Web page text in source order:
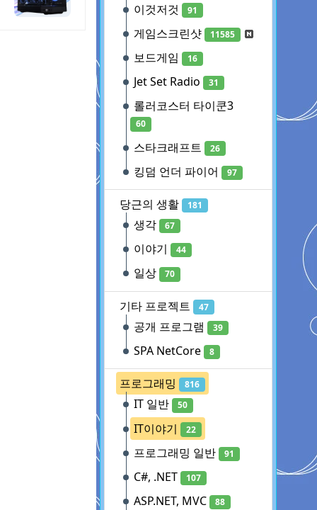
이것저것 91
게임스크린샷 11585
보드게임 16
Jet Set Radio 31
롤러코스터 타이쿤3
60
스타크래프트 26
킹덤 언더 파이어 97
당근의 생활 181
생각 67
이야기 44
일상 70
기타 프로젝트 47
공개 프로그램 39
SPA NetCore 8
프로그래밍 816
IT 일반 50
IT이야기 22
프로그래밍 일반 91
C#, .NET 107
ASP.NET, MVC 88